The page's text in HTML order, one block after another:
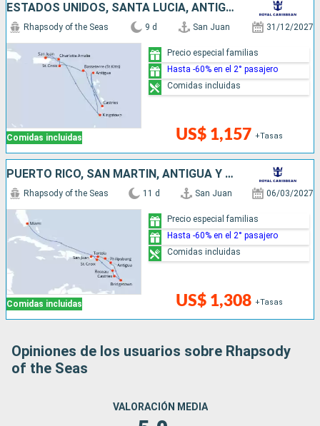
ESTADOS UNIDOS, SANTA LUCIA, ANTIGUA Y BARBUDA, SAN VINCENT Y LAS GRANADINAS, PUERTO RICO
Comidas incluidas
Rhapsody of the Seas 9 d San Juan 31/12/2027
US$ 1,157 +Tasas
Precio especial familias
Hasta -60% en el 2° pasajero
Comidas incluidas
PUERTO RICO, SAN MARTÍN, ANTIGUA Y BARBUDA, BARBADOS, SANTA LUCIA, DOMINICA, ESTADOS UNIDOS
Comidas incluidas
Rhapsody of the Seas 11 d San Juan 06/03/2027
US$ 1,308 +Tasas
Precio especial familias
Hasta -60% en el 2° pasajero
Comidas incluidas
Opiniones de los usuarios sobre Rhapsody
of the Seas
VALORACIÓN MEDIA